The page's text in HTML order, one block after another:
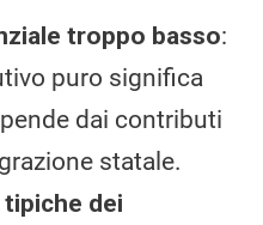
troppo basso:
puro significa
dai contributi
statale.
dei